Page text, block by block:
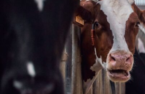
jäänteet löysi paikallinen asukas, joka
tutkittaviksi Ruokavirastoon. Tilaa Posi
tuellasi riippumaton suomalainen
tulevaisuudessa. Löytöpaikat […]